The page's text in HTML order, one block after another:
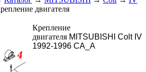
двигателя
Крепление
двигателя MITSUBISHI Colt IV
1992-1996 CA_A